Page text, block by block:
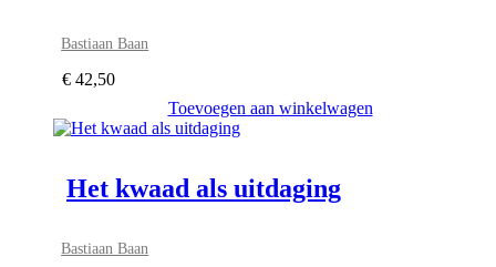
Bastiaan Baan
€ 42,50
Toevoegen aan winkelwagen
Het kwaad als uitdaging
Bastiaan Baan